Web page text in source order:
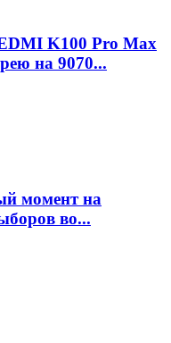
K100 Pro Max
на 9070...
момент на
во...